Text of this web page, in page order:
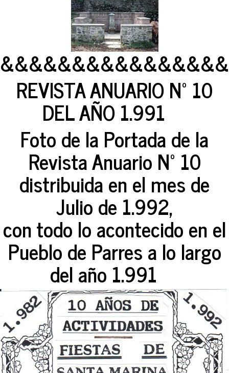
REVISTA ANUARIO Nº 10
DEL AÑO 1.991
Foto de la Portada de la
Revista Anuario Nº 10
distribuida en el mes de
Julio de 1.992,
con todo lo acontecido en el
Pueblo de Parres a lo largo
del año 1.991